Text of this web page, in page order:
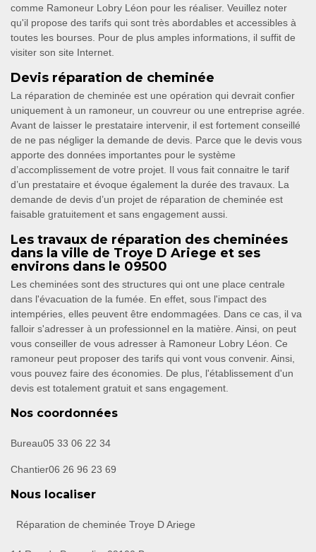
comme Ramoneur Lobry Léon pour les réaliser. Veuillez noter
qu'il propose des tarifs qui sont très abordables et accessibles à
toutes les bourses. Pour de plus amples informations, il suffit de
visiter son site Internet.
Devis réparation de cheminée
La réparation de cheminée est une opération qui devrait confier
uniquement à un ramoneur, un couvreur ou une entreprise agrée.
Avant de laisser le prestataire intervenir, il est fortement conseillé
de ne pas négliger la demande de devis. Parce que le devis vous
apporte des données importantes pour le système
d’accomplissement de votre projet. Il vous fait connaitre le tarif
d’un prestataire et évoque également la durée des travaux. La
demande de devis d’un projet de réparation de cheminée est
faisable gratuitement et sans engagement aussi.
Les travaux de réparation des cheminées
dans la ville de Troye D Ariege et ses
environs dans le 09500
Les cheminées sont des structures qui ont une place centrale
dans l'évacuation de la fumée. En effet, sous l'impact des
intempéries, elles peuvent être endommagées. Dans ce cas, il va
falloir s'adresser à un professionnel en la matière. Ainsi, on peut
vous conseiller de vous adresser à Ramoneur Lobry Léon. Ce
ramoneur peut proposer des tarifs qui vont vous convenir. Ainsi,
vous pouvez faire des économies. De plus, l'établissement d'un
devis est totalement gratuit et sans engagement.
Nos coordonnées
Bureau05 33 06 22 34
Chantier06 26 96 23 69
Nous localiser
Réparation de cheminée Troye D Ariege